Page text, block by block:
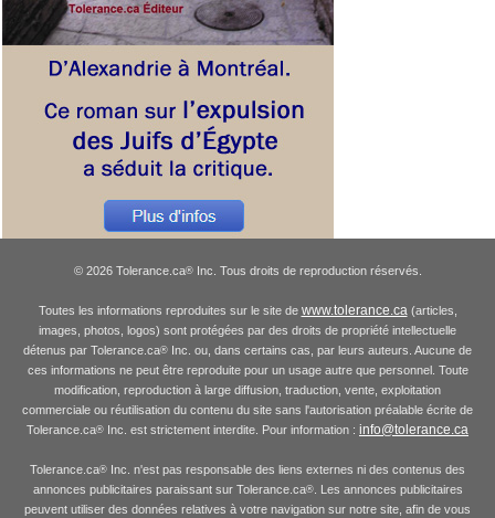
© 2026 Tolerance.ca®Inc. Tous droits de reproduction réservés.
Toutes les informations reproduites sur le site de www.tolerance.ca(articles,
images, photos, logos) sont protégées par des droits de propriété intellectuelle
détenus par Tolerance.ca® Inc. ou, dans certains cas, par leurs auteurs. Aucune de
ces informations ne peut être reproduite pour un usage autre que personnel. Toute
modification, reproduction à large diffusion, traduction, vente, exploitation
commerciale ou réutilisation du contenu du site sans l'autorisation préalable écrite de
Tolerance.ca® Inc. est strictement interdite. Pour information : info@tolerance.ca
Tolerance.ca® Inc. n'est pas responsable des liens externes ni des contenus des
annonces publicitaires paraissant sur Tolerance.ca®. Les annonces publicitaires
peuvent utiliser des données relatives à votre navigation sur notre site, afin de vous